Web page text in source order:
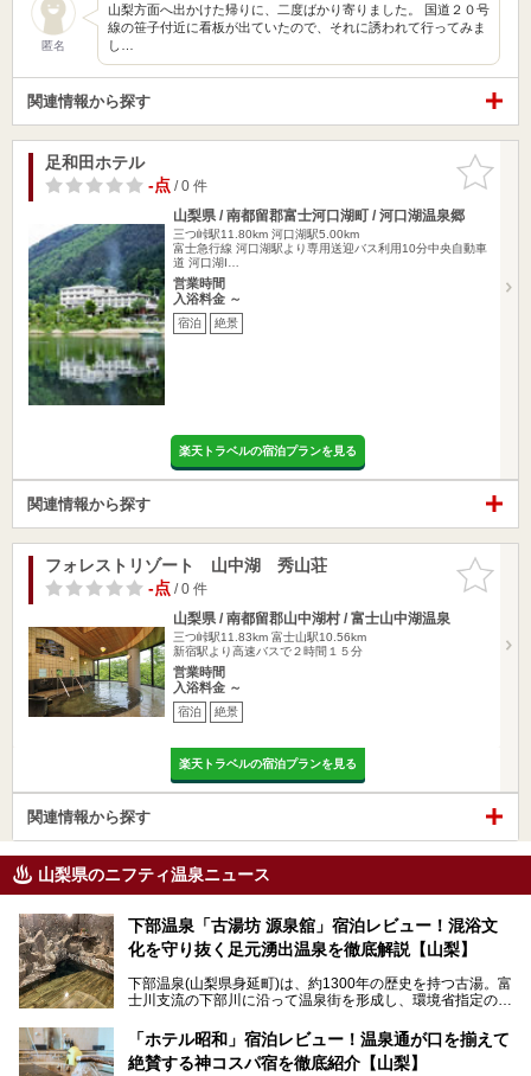
匿名
山梨方面へ出かけた帰りに、二度ばかり寄りました。 国道２０号
線の笹子付近に看板が出ていたので、それに誘われて行ってみま
し…
関連情報から探す
お気に入
りに追加
足和田ホテル
-点/ 0 件
山梨県 / 南都留郡富士河口湖町 / 河口湖温泉郷
三つ峠駅11.80km 河口湖駅5.00km
富士急行線 河口湖駅より専用送迎バス利用10分中央自動車
道 河口湖I…
営業時間
入浴料金 ～
宿泊 絶景
楽天トラベルの宿泊プランを見る
関連情報から探す
お気に入
りに追加
フォレストリゾート 山中湖 秀山荘
-点/ 0 件
山梨県 / 南都留郡山中湖村 / 富士山中湖温泉
三つ峠駅11.83km 富士山駅10.56km
新宿駅より高速バスで２時間１５分
営業時間
入浴料金 ～
宿泊 絶景
楽天トラベルの宿泊プランを見る
関連情報から探す
山梨県のニフティ温泉ニュース
下部温泉「古湯坊 源泉舘」宿泊レビュー！混浴文
化を守り抜く足元湧出温泉を徹底解説【山梨】
下部温泉(山梨県身延町)は、約1300年の歴史を持つ古湯。富
士川支流の下部川に沿って温泉街を形成し、環境省指定の国
中でも「古湯坊 源泉舘」は、戦国時代に武田信玄公も療養
したと伝えられる名湯の宿。最大の特徴は、令和の現代にお
いても混浴文化が守られ、老若男女の分け隔て一切無く温泉
「ホテル昭和」宿泊レビュー！温泉通が口を揃えて
絶賛する神コスパ宿を徹底紹介【山梨】